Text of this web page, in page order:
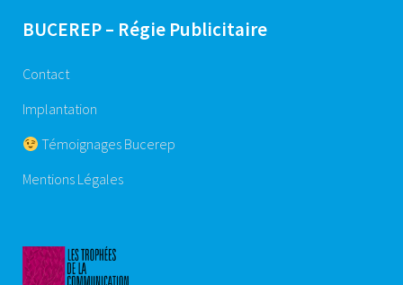
BUCEREP – Régie Publicitaire
Contact
Implantation
Témoignages Bucerep
Mentions Légales